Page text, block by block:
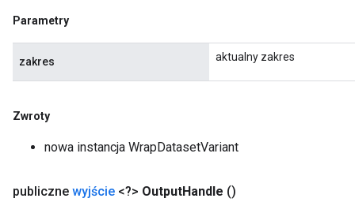
Parametry
zakres aktualny zakres
Zwroty
nowa instancja WrapDatasetVariant
publiczne wyjście <?> OutputHandle ()